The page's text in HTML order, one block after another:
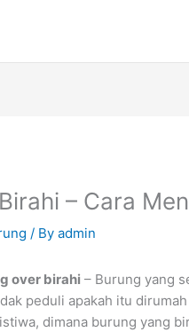
– Cara
/ Byadmin
over birahi – Burung yang
peduli apakah itu
dimana burung yang